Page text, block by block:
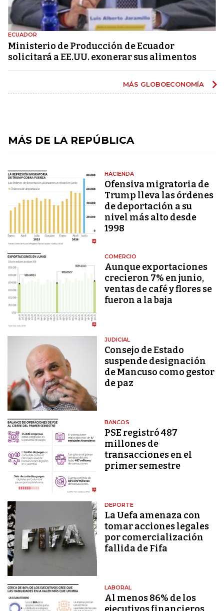
ECUADOR
Ministerio de Producción de Ecuador
solicitará a EE.UU. exonerar sus alimentos
MÁS GLOBOECONOMÍA
MÁS DE LA REPÚBLICA
HACIENDA
Ofensiva migratoria de
Trump lleva las órdenes
de deportación a su
nivel más alto desde
1998
COMERCIO
Aunque exportaciones
crecieron 7% en junio,
ventas de café y flores se
fueron a la baja
JUDICIAL
Consejo de Estado
suspende designación
de Mancuso como gestor
de paz
BANCOS
PSE registró 487
millones de
transacciones en el
primer semestre
DEPORTE
La Uefa amenaza con
tomar acciones legales
por comercialización
fallida de Fifa
LABORAL
Al menos 86% de los